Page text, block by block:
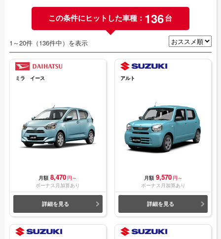
この条件にヒットした車種： 136台
1～20件（136件中）を表示
ミラ イース
月額 8,470 円～
ボーナス月加算あり
詳細を見る
アルト
月額 9,570 円～
ボーナス月加算あり
詳細を見る